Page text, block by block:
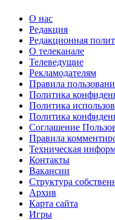
О нас
Редакция
Редакционная
О телеканале
Телеведущие
Рекламодателям
Правила
Политика
Политика
Политика
Соглашение
Правила
Техническая
Контакты
Вакансии
Структура
Архив
Карта сайта
Игры